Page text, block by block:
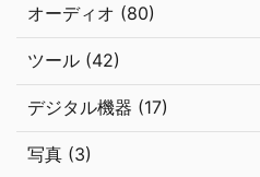
オーディオ (80)
ツール (42)
デジタル機器 (17)
写真 (3)